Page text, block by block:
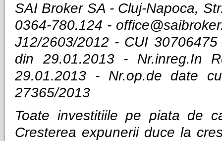
SAI Broker SA - Cluj-Napoca,
0364-780.124 -
J12/2603/2012 - CUI
din 29.01.2013 - Nr.inreg.In
29.01.2013 - Nr.op.de date
27365/2013
Toate investitiile pe piata de
Cresterea expunerii duce la